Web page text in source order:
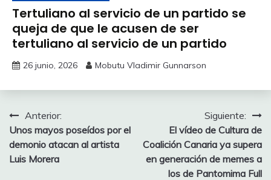
Tertuliano al servicio de un partido se
queja de que le acusen de ser
tertuliano al servicio de un partido
26 junio, 2026 Mobutu Vladimir Gunnarson
Navegación
de
entradas
Anterior:
Unos mayos poseídos por el
demonio atacan al artista
Luis Morera
Siguiente:
El vídeo de Cultura de
Coalición Canaria ya supera
en generación de memes a
los de Pantomima Full